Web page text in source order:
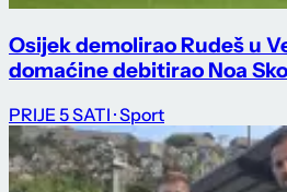
Osijek demolirao Rudeš u
domaćine debitirao Noa
PRIJE 5 SATI · Sport